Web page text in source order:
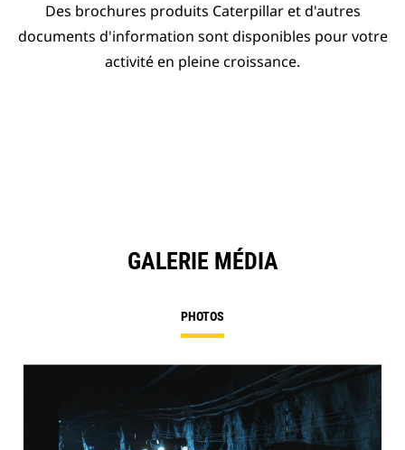
Des brochures produits Caterpillar et d'autres
documents d'information sont disponibles pour votre
activité en pleine croissance.
GALERIE MÉDIA
PHOTOS